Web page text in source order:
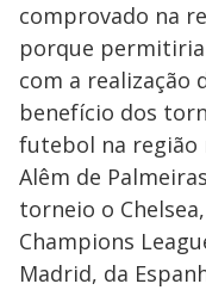
comprovado na
porque permitiria
com a realização
benefício dos
futebol na região
Alêm de
torneio o
Champions
Madrid, da